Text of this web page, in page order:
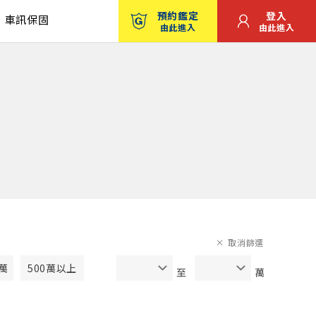
車訊保固 預約鑑定
由此進入
登入
由此進入
500萬以上 至 萬
取消篩選